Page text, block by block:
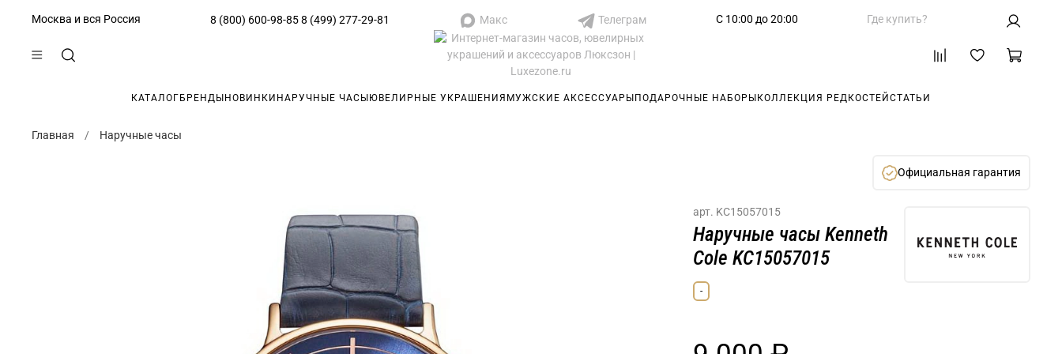
Москва и вся Россия 8 (800) 600-98-85 8 (499) 277-29-81 Макс Телеграм С 10:00 до 20:00 Где купить?
КАТАЛОГ БРЕНДЫ НОВИНКИ НАРУЧНЫЕ ЧАСЫ ЮВЕЛИРНЫЕ УКРАШЕНИЯ МУЖСКИЕ АКСЕССУАРЫ ПОДАРОЧНЫЕ НАБОРЫ КОЛЛЕКЦИЯ РЕДКОСТЕЙ СТАТЬИ
Главная Наручные часы
Официальная гарантия
арт. KC15057015
Наручные часы Kenneth
Cole KC15057015
-